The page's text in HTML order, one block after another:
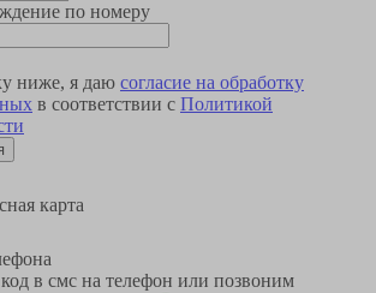
по номеру
ниже, я даю согласие на обработку
в соответствии с Политикой
карта
в смс на телефон или позвоним